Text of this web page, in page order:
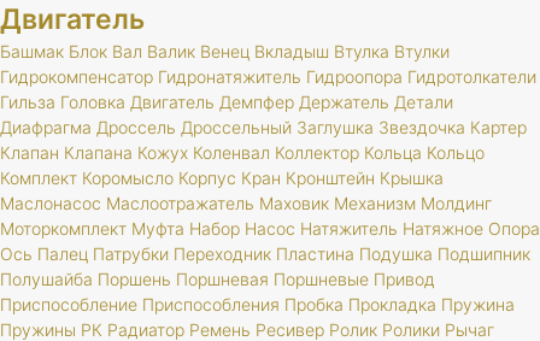
Двигатель
Башмак Блок Вал Валик Венец Вкладыш Втулка Втулки
Гидрокомпенсатор Гидронатяжитель Гидроопора Гидротолкатели
Гильза Головка Двигатель Демпфер Держатель Детали
Диафрагма Дроссель Дроссельный Заглушка Звездочка Картер
Клапан Клапана Кожух Коленвал Коллектор Кольца Кольцо
Комплект Коромысло Корпус Кран Кронштейн Крышка
Маслонасос Маслоотражатель Маховик Механизм Молдинг
Моторкомплект Муфта Набор Насос Натяжитель Натяжное Опора
Ось Палец Патрубки Переходник Пластина Подушка Подшипник
Полушайба Поршень Поршневая Поршневые Привод
Приспособление Приспособления Пробка Прокладка Пружина
Пружины РК Радиатор Ремень Ресивер Ролик Ролики Рычаг